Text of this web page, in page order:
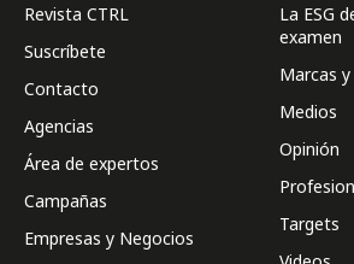
Revista CTRL
Suscríbete
Contacto
Agencias
Área de expertos
Campañas
Empresas y Negocios
La ESG
examen
Marcas y
Medios
Opinión
Targets